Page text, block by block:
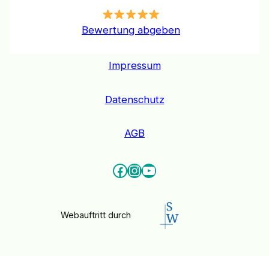
Bewertung abgeben
Impressum
Datenschutz
AGB
Facebook
Instagram
YouTube
Webauftritt durch